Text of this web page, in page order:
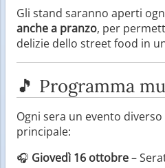
Gli stand saranno aperti
anche a pranzo, per
delizie dello street food in
🎵 Programma
Ogni sera un evento
principale:
🎧 Giovedì 16 ottobre–